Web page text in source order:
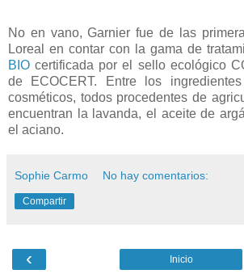
No en vano, Garnier fue de las
Loreal en contar con la gama de
BIO certificada por el sello ecológico
de ECOCERT. Entre los
cosméticos, todos procedentes de
encuentran la lavanda, el aceite de
el aciano.
Sophie Carmo No hay comentarios:
Compartir
‹ Inicio